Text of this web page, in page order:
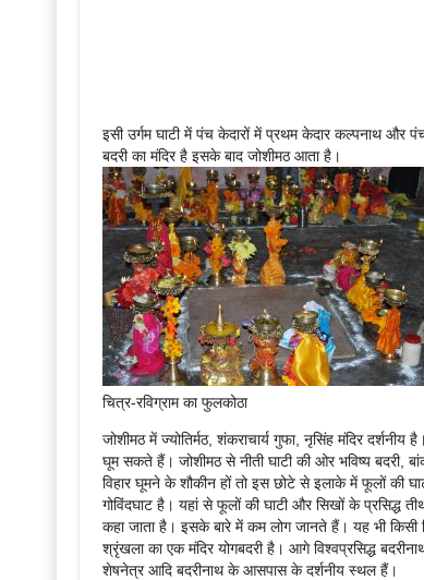
इसी उर्गम घाटी में पंच केदारों में प्रथम केदार कल्पनाथ और
बदरी का मंदिर है इसके बाद जोशीमठ आता है।
चित्र-रविग्राम का फुलकोठा
जोशीमठ में ज्योतिर्मठ, शंकराचार्य गुफा, नृसिंह मंदिर
घूम सकते हैं। जोशीमठ से नीती घाटी की ओर भविष्य बदरी,
विहार घूमने के शौकीन हों तो इस छोटे से इलाके में फूलों की
गोविंदघाट है। यहां से फूलों की घाटी और सिखों के प्रसिद्ध
कहा जाता है। इसके बारे में कम लोग जानते हैं। यह भी किसी
श्रृंखला का एक मंदिर योगबदरी है। आगे विश्वप्रसिद्ध
शेषनेत्र आदि बदरीनाथ के आसपास के दर्शनीय स्थल हैं।